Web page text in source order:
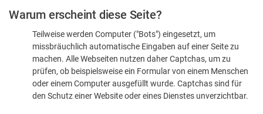
Bitte
dass
Warum erscheint diese Seite?
Teilweise werden Computer ("Bots") eingesetzt, um
missbräuchlich automatische Eingaben auf einer Seite zu
machen. Alle Webseiten nutzen daher Captchas, um zu
prüfen, ob beispielsweise ein Formular von einem Menschen
oder einem Computer ausgefüllt wurde. Captchas sind für
den Schutz einer Website oder eines Dienstes unverzichtbar.